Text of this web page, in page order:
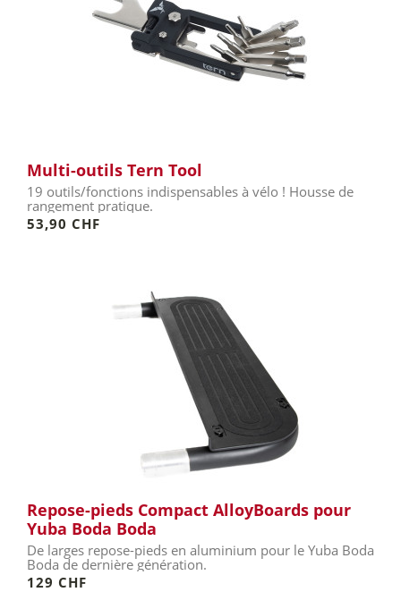
Multi-outils Tern Tool
19 outils/fonctions indispensables à vélo ! Housse de
rangement pratique.
53,90 CHF
Repose-pieds Compact AlloyBoards pour
Yuba Boda Boda
De larges repose-pieds en aluminium pour le Yuba Boda
Boda de dernière génération.
129 CHF